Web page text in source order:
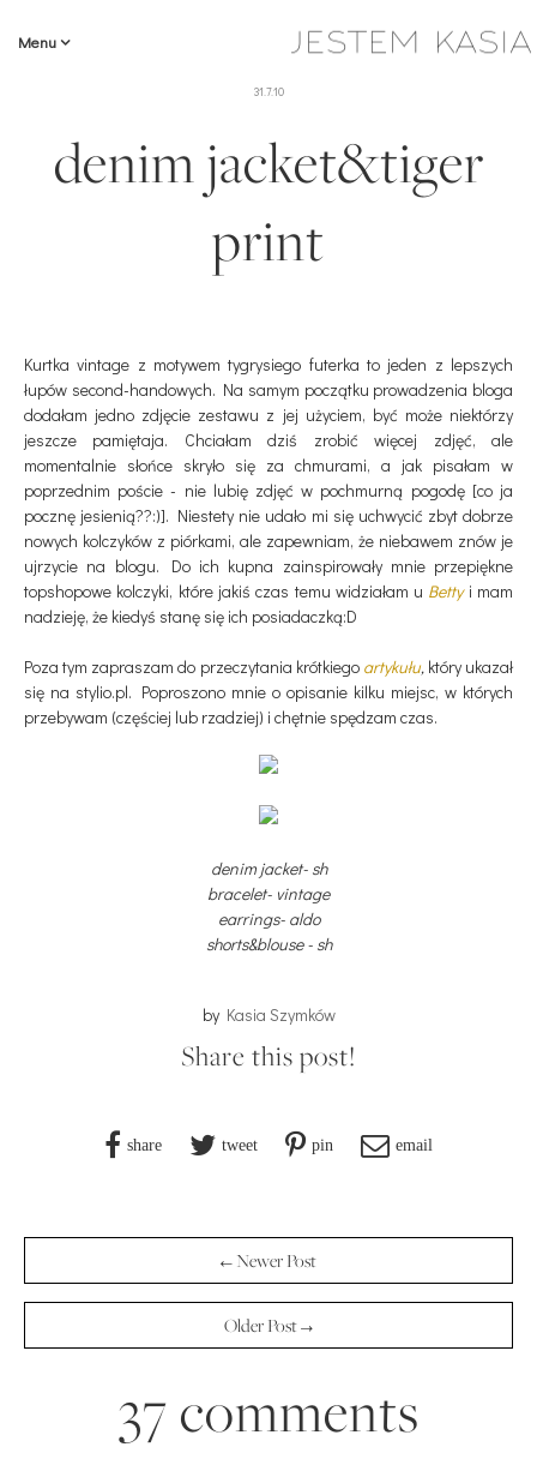
Menu
31.7.10
denim jacket&tiger
print
Kurtka vintage z motywem tygrysiego futerka to jeden z lepszych
łupów second-handowych. Na samym początku prowadzenia bloga
dodałam jedno zdjęcie zestawu z jej użyciem, być może niektórzy
jeszcze pamiętaja. Chciałam dziś zrobić więcej zdjęć, ale
momentalnie słońce skryło się za chmurami, a jak pisałam w
poprzednim poście - nie lubię zdjęć w pochmurną pogodę [co ja
pocznę jesienią??:)]. Niestety nie udało mi się uchwycić zbyt dobrze
nowych kolczyków z piórkami, ale zapewniam, że niebawem znów je
ujrzycie na blogu. Do ich kupna zainspirowały mnie przepiękne
topshopowe kolczyki, które jakiś czas temu widziałam u Bettyi mam
nadzieję, że kiedyś stanę się ich posiadaczką:D
Poza tym zapraszam do przeczytania krótkiego artykułu,który ukazał
się na stylio.pl. Poproszono mnie o opisanie kilku miejsc, w których
przebywam (częściej lub rzadziej) i chętnie spędzam czas.
denim jacket- sh
bracelet- vintage
earrings- aldo
shorts&blouse - sh
by Kasia Szymków
Share this post!
share tweet pin email
← Newer Post
Older Post →
37 comments